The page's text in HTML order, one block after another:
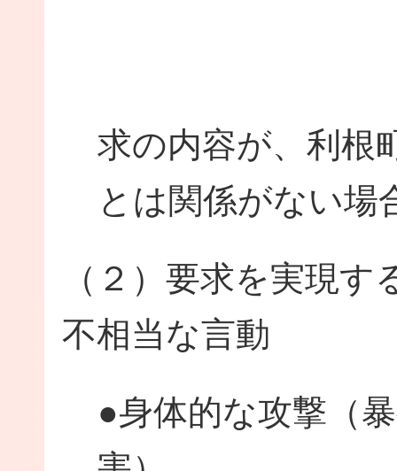
求の内容が、利根
とは関係がない場
（２）要求を実現
不相当な言動
●身体的な攻撃（